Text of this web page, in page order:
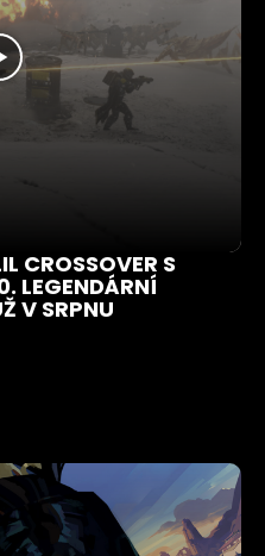
CROSSOVER S
LEGENDÁRNÍ
V SRPNU